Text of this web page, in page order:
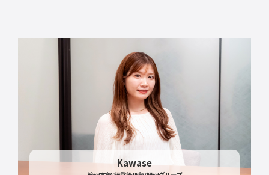
Kawase